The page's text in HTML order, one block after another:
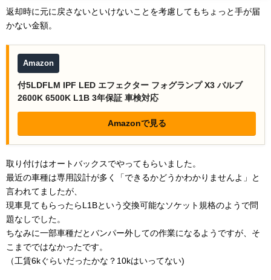
返却時に元に戻さないといけないことを考慮してもちょっと手が届
かない金額。
Amazon
付5LDFLM IPF LED エフェクター フォグランプ X3 バルブ
2600K 6500K L1B 3年保証 車検対応
Amazonで見る
取り付けはオートバックスでやってもらいました。
最近の車種は専用設計が多く「できるかどうかわかりませんよ」と
言われてましたが、
現車見てもらったらL1Bという交換可能なソケット規格のようで問
題なしでした。
ちなみに一部車種だとバンパー外しての作業になるようですが、そ
こまでではなかったです。
（工賃6kぐらいだったかな？10kはいってない)